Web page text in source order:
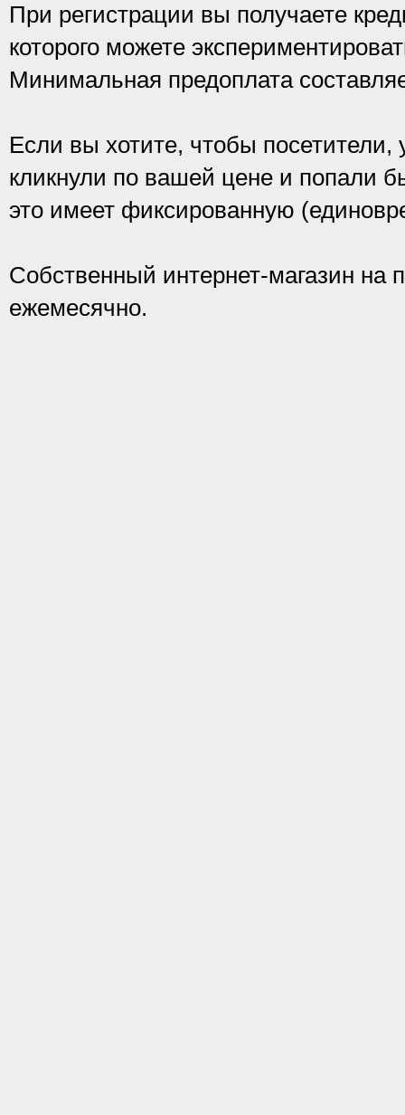
При регистрации вы получаете
которого можете
Минимальная предоплата
Если вы хотите, чтобы
кликнули по вашей цене и попали
это имеет фиксированную
Собственный интернет-магазин на
ежемесячно.